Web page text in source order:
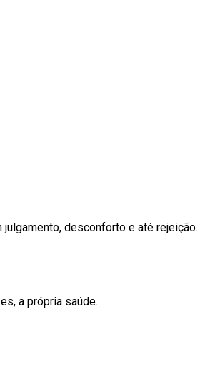
desconforto e até rejeição.
a própria saúde.